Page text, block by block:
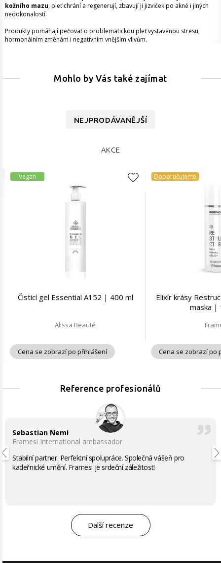
kožního mazu, pleť chrání a regenerují, zbavují ji jizviček po akné i jiných
nedokonalostí.
Produkty pomáhají pečovat o problematickou pleť vystavenou stresu,
hormonálním změnám i negativním vnějším vlivům.
Mohlo by Vás také zajímat
NEJPRODÁVANĚJŠÍ
AKCE
Vegan
Čisticí gel Essential A152 | 400 ml
Alissa Beauté
Cena se zobrazí po přihlášení
Doporučujeme
Elixír krásy
maska |
Cena se zobrazí po
Reference profesionálů
Sebastian Nemi
Framesi International ambassador
Stabilní partner. Perfektní spolupráce. Společná vášeň pro
kadeřnické umění. Framesi je srdeční záležitost!
Další recenze